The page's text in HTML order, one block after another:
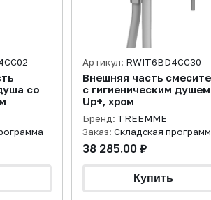
со
Артикул: RWIT6BD4CC30
Внешняя часть
с гигиеническим душем
Up+, хром
Бренд: TREEMME
Заказ: Складская
38 285.00 ₽